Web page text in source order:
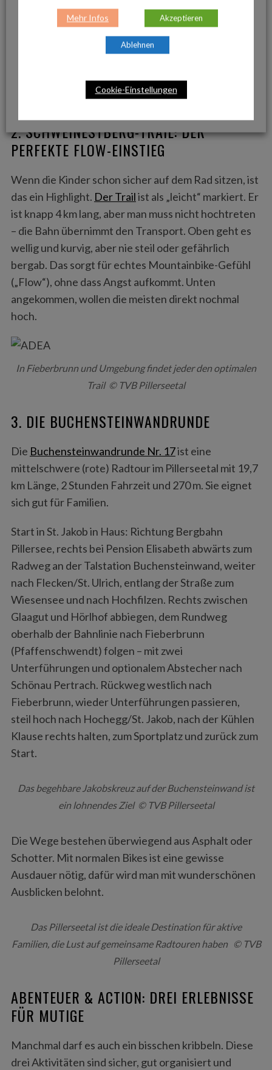
Schotter anfühlen. Ohne Stress, ohne Gegenverkehr.
Wer hier Sicherheit gewinnt, hat am Berg später
Rauf mit der Gondel, runter auf dem Bike – ein Riesenspaß
für Groß und Klein © Daniel Ritzberger
2. SCHWEINESTBERG-TRAIL: DER
PERFEKTE FLOW-EINSTIEG
Wenn die Kinder schon sicher auf dem Rad sitzen, ist
das ein Highlight. Der Trailist als „leicht“ markiert. Er
ist knapp 4 km lang, aber man muss nicht hochtreten
– die Bahn übernimmt den Transport. Oben geht es
wellig und kurvig, aber nie steil oder gefährlich
bergab. Das sorgt für echtes Mountainbike-Gefühl
(„Flow“), ohne dass Angst aufkommt. Unten
angekommen, wollen die meisten direkt nochmal
hoch.
In Fieberbrunn und Umgebung findet jeder den optimalen
Trail © TVB Pillerseetal
3. DIE BUCHENSTEINWANDRUNDE
Die Buchensteinwandrunde Nr. 17ist eine
mittelschwere (rote) Radtour im Pillerseetal mit 19,7
km Länge, 2 Stunden Fahrzeit und 270 m. Sie eignet
sich gut für Familien.
Start in St. Jakob in Haus: Richtung Bergbahn
Pillersee, rechts bei Pension Elisabeth abwärts zum
Radweg an der Talstation Buchensteinwand, weiter
nach Flecken/St. Ulrich, entlang der Straße zum
Wiesensee und nach Hochfilzen. Rechts zwischen
Glaagut und Hörlhof abbiegen, dem Rundweg
oberhalb der Bahnlinie nach Fieberbrunn
(Pfaffenschwendt) folgen – mit zwei
Unterführungen und optionalem Abstecher nach
Schönau Pertrach. Rückweg westlich nach
Fieberbrunn, wieder Unterführungen passieren,
steil hoch nach Hochegg/St. Jakob, nach der Kühlen
Klause rechts halten, zum Sportplatz und zurück zum
Start.
Das begehbare Jakobskreuz auf der Buchensteinwand ist
ein lohnendes Ziel © TVB Pillerseetal
Die Wege bestehen überwiegend aus Asphalt oder
Schotter. Mit normalen Bikes ist eine gewisse
Ausdauer nötig, dafür wird man mit wunderschönen
Ausblicken belohnt.
Das Pillerseetal ist die ideale Destination für aktive
Familien, die Lust auf gemeinsame Radtouren haben © TVB
Pillerseetal
ABENTEUER & ACTION: DREI ERLEBNISSE
FÜR MUTIGE
Manchmal darf es auch ein bisschen kribbeln. Diese
drei Aktivitäten sind sicher, gut organisiert und
Mehr Infos Akzeptieren
Ablehnen
Cookie-Einstellungen